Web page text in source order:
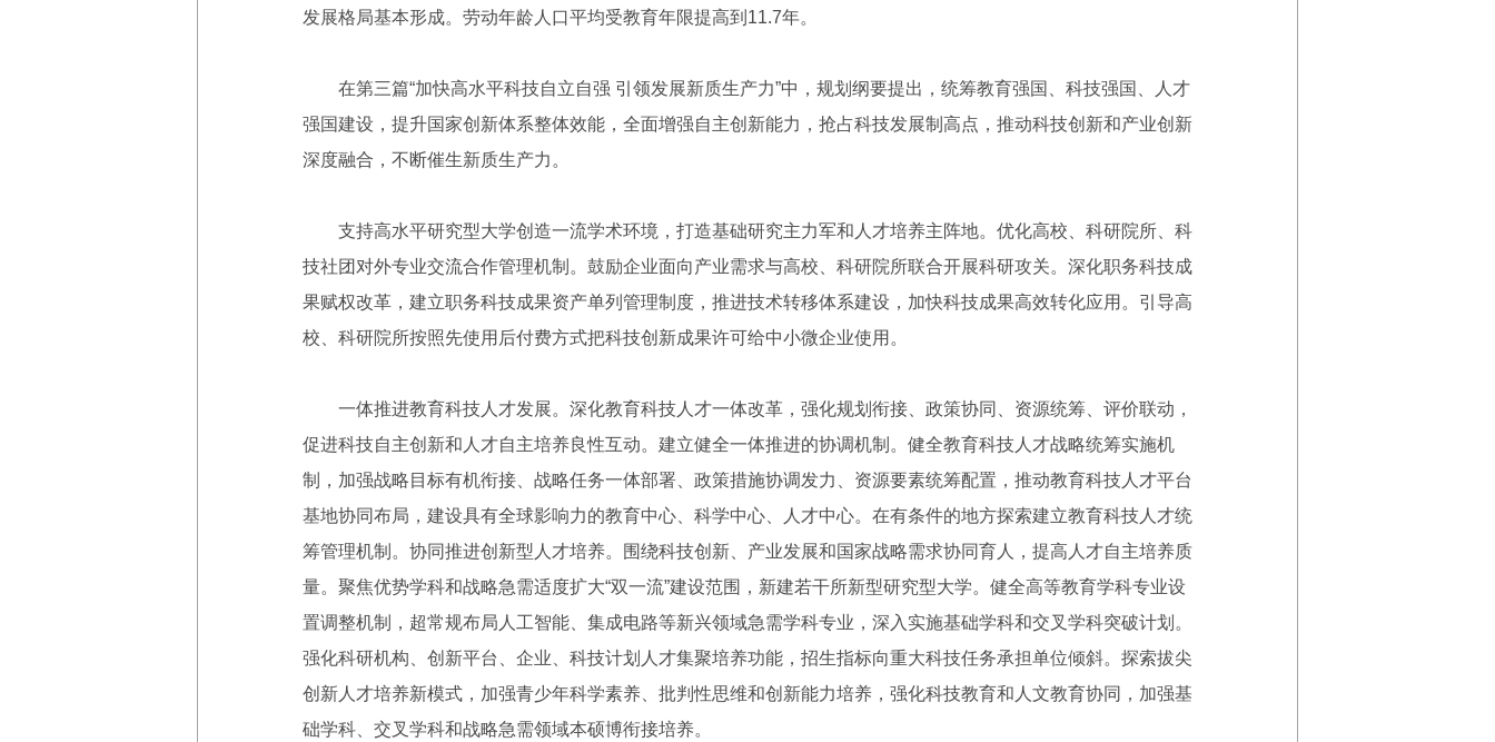
发展格局基本形成。劳动年龄人口平均受教育年限提高到11.7年。
在第三篇“加快高水平科技自立自强 引领发展新质生产力”中，规划纲要提出，统筹教育强国、科技强国、人才
强国建设，提升国家创新体系整体效能，全面增强自主创新能力，抢占科技发展制高点，推动科技创新和产业创新
深度融合，不断催生新质生产力。
支持高水平研究型大学创造一流学术环境，打造基础研究主力军和人才培养主阵地。优化高校、科研院所、科
技社团对外专业交流合作管理机制。鼓励企业面向产业需求与高校、科研院所联合开展科研攻关。深化职务科技成
果赋权改革，建立职务科技成果资产单列管理制度，推进技术转移体系建设，加快科技成果高效转化应用。引导高
校、科研院所按照先使用后付费方式把科技创新成果许可给中小微企业使用。
一体推进教育科技人才发展。深化教育科技人才一体改革，强化规划衔接、政策协同、资源统筹、评价联动，
促进科技自主创新和人才自主培养良性互动。建立健全一体推进的协调机制。健全教育科技人才战略统筹实施机
制，加强战略目标有机衔接、战略任务一体部署、政策措施协调发力、资源要素统筹配置，推动教育科技人才平台
基地协同布局，建设具有全球影响力的教育中心、科学中心、人才中心。在有条件的地方探索建立教育科技人才统
筹管理机制。协同推进创新型人才培养。围绕科技创新、产业发展和国家战略需求协同育人，提高人才自主培养质
量。聚焦优势学科和战略急需适度扩大“双一流”建设范围，新建若干所新型研究型大学。健全高等教育学科专业设
置调整机制，超常规布局人工智能、集成电路等新兴领域急需学科专业，深入实施基础学科和交叉学科突破计划。
强化科研机构、创新平台、企业、科技计划人才集聚培养功能，招生指标向重大科技任务承担单位倾斜。探索拔尖
创新人才培养新模式，加强青少年科学素养、批判性思维和创新能力培养，强化科技教育和人文教育协同，加强基
础学科、交叉学科和战略急需领域本硕博衔接培养。